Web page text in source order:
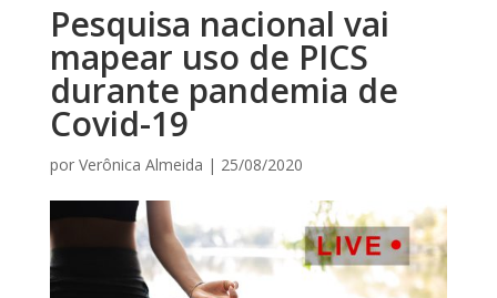
Canais
Pesquisa nacional vai
mapear uso de PICS
durante pandemia de
Covid-19
por Verônica Almeida | 25/08/2020